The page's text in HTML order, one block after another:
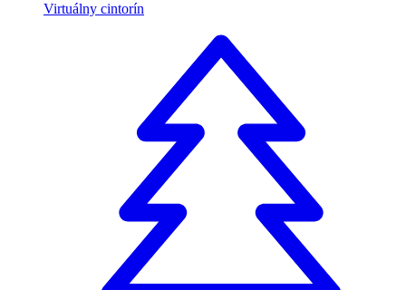
Virtuálny cintorín